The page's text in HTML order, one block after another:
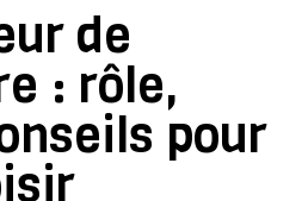
de
: rôle,
pour